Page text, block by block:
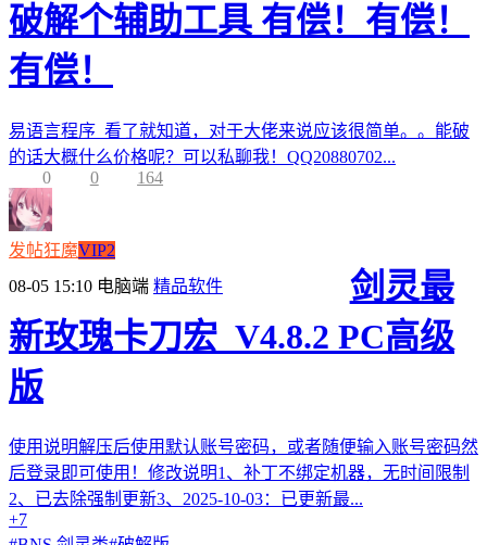
破解个辅助工具 有偿！有偿！
有偿！
易语言程序 看了就知道，对于大佬来说应该很简单。。能破
的话大概什么价格呢？可以私聊我！QQ20880702...
0
0 164
发帖狂魔VIP2
08-05 15:10 电脑端 精品软件
剑灵最
新玫瑰卡刀宏_V4.8.2 PC高级
版
使用说明解压后使用默认账号密码，或者随便输入账号密码然
后登录即可使用！修改说明1、补丁不绑定机器，无时间限制
2、已去除强制更新3、2025-10-03：已更新最...
+7